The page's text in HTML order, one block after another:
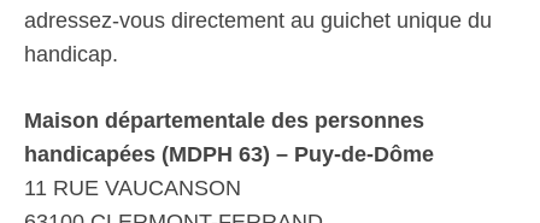
adressez-vous directement au guichet unique du
handicap.
Maison départementale des personnes
handicapées (MDPH 63) – Puy-de-Dôme
11 RUE VAUCANSON